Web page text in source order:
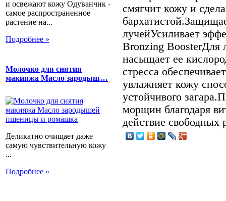
и освежают кожу Одуванчик -
самое распространенное
растение на...
Подробнее »
Молочко для снятия
макияжа Масло зародыш…
Деликатно очищает даже
самую чувствительную кожу
...
Подробнее »
смягчит кожу и
лучейУсиливает
Bronzing BoosterДля
насыщает ее
стресса
увлажняет кожу
устойчивого
морщин благодаря
действие свободных